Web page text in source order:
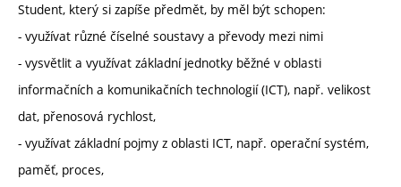
Student, který si zapíše předmět, by měl být schopen:
- využívat různé číselné soustavy a převody mezi nimi
- vysvětlit a využívat základní jednotky běžné v oblasti
informačních a komunikačních technologií (ICT), např. velikost
dat, přenosová rychlost,
- využívat základní pojmy z oblasti ICT, např. operační systém,
paměť, proces,